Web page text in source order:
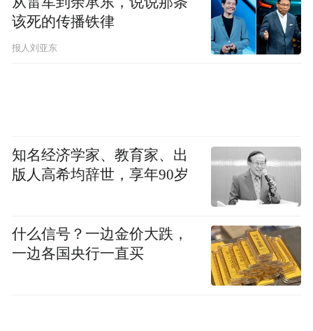
频)为凤凰网旗下自媒体平台“大风号”用户上传并发
布，本平台仅提供信息存储空间服务。
Notice: The content above (including the videos,
该死的传播铁律
报人刘亚东
知名经济学家、教育家、出
版人高希均辞世，享年90岁
什么信号？一边金价大跌，
一边各国央行一直买